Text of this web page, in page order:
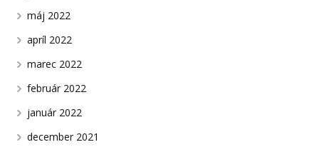
máj 2022
apríl 2022
marec 2022
február 2022
január 2022
december 2021